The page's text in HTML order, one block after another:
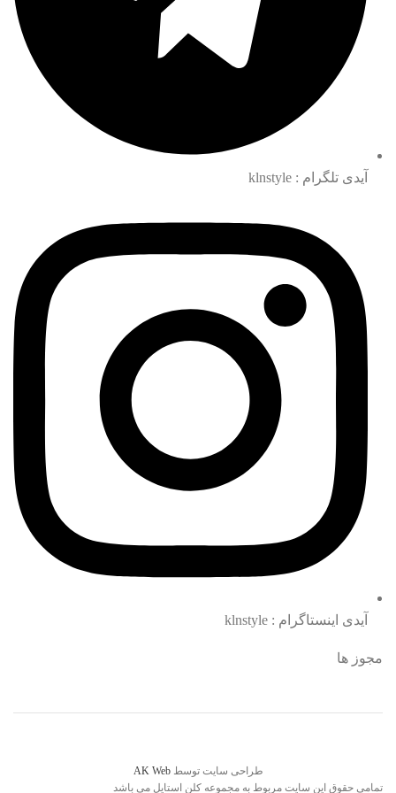
آیدی تلگرام : klnstyle
آیدی اینستاگرام : klnstyle
مجوز ها
طراحی سایت توسطAK Web
تمامی حقوق این سایت مربوط به مجموعه کلن استایل می باشد